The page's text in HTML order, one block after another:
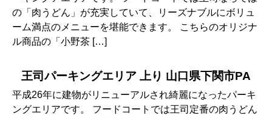
の「肉うどん」が充実していて、リーズナブルにボリュ
ーム満点のメニューを堪能できます。 こちらのオリジナ
ル商品の「小野茶 […]
王司パーキングエリア 上り 山口県下関市PA
平成26年に建物がリニューアルされ綺麗になったパーキ
ングエリアです。 フードコートでは王司定番の肉うどん